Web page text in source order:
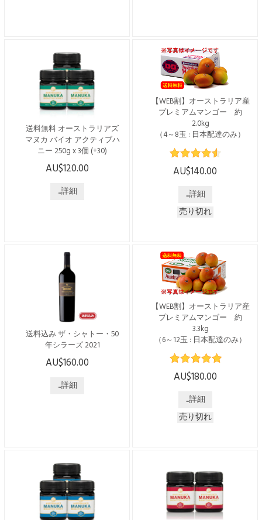
ヌンダの高品質な単一畑のシ
ラーズ。 ブラックベリー、
ブルーベリー、ブラックペッ
パーのアロマを持ち、口に含
むとスパイシーなダークベ
ザンリバーズ地域の沿岸林で
採取されたマヌカハニー。
1996年に家族経営でスタート
した「オーストラリアズ・マ
ヌカ」は、現在も外部検査機
関による確認を受けたマヌカ
ハニーを提供しています。
低温でゆっくり...
送料無料 オーストラリアズ
マヌカ バイオ アクティブハ
ニー 250g x 3個 (+30)
こちらの商品は日本国内発送
います。 ----------------------------
ザンリバーズ地域の沿岸林で
採取されたマヌカハニー。
1996年に家族経営でスタート
した「オーストラリアズ・マ
ヌカ」は、現在も外部検査機
関による確認を受けたマヌカ
ハニーを提供しています。
低温でゆっくり...
AU$120.00
...詳細
【WEB割】オーストラリア産
プレミアムマンゴー 約
2.0kg
（4～8玉 : 日本配達のみ）
※2025年度の受付は12月10日
(水)までで終了となっており
ます※ WEBからのお申込み
$140 でご購入いただけま
す！ [配送時期] 2025年12月中
旬ごろより $145 → $140 * 送
は必須項目です ※ 沖縄への
配送には別途$20.00の送料が
かかります。 ※マンゴーは
生ものですので、発送時期が
変更になる可能性があります
※年末年始は配送がございま
せん ※住所記載間...
AU$140.00
...詳細
売り切れ
送料込み ザ・シャトー・50
年シラーズ 2021
こちらの商品は日本国内発送
います。 オーストラリアで
造るシラーズ。 ブルーベリ
ー、ブラックベリーの風味が
たっぷりと感じられ、中盤に
素晴らしいリッチさがあり、
芳醇なチョコレートの...
AU$160.00
...詳細
【WEB割】オーストラリア産
プレミアムマンゴー 約
3.3kg
（6～12玉 : 日本配達のみ）
※2025年度の受付は12月10日
(水)までで終了となっており
ます※ WEBからのお申込み
$180 でご購入いただけま
す！ [配送時期] 2025年12月中
旬ごろより $185 → $180 * 送
配送には別途$20.00の送料が
かかります。 ※マンゴーは
生ものですので、発送時期が
変更になる可能性があります
※年末年始は配送がございま
AU$180.00
...詳細
売り切れ